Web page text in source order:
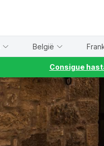
België
Consigue